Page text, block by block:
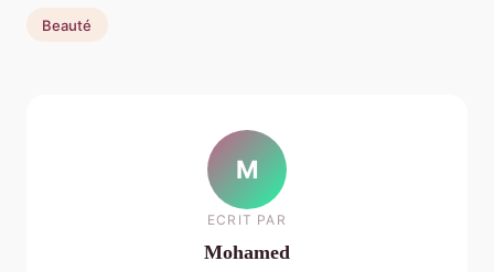
Beauté
M
ECRIT PAR
Mohamed